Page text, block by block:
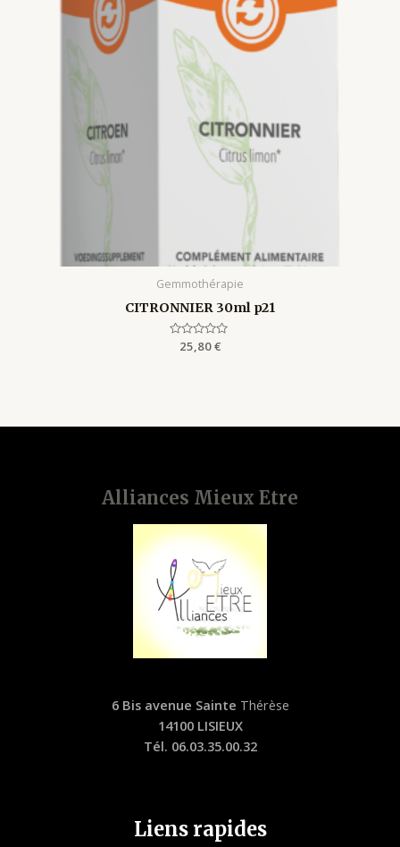
Gemmothérapie
CITRONNIER 30ml p21
Rated
25,80€
Alliances Mieux Etre
6 Bis avenue Sainte Thérèse
14100 LISIEUX
Tél. 06.03.35.00.32
Liens rapides